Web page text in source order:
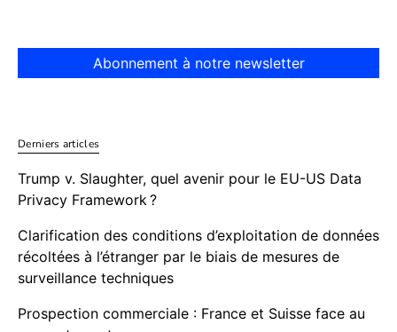
Abonnement à notre newsletter
Derniers articles
Trump v. Slaughter, quel avenir pour le EU-US Data
Privacy Framework ?
Clarification des conditions d’exploitation de données
récoltées à l’étranger par le biais de mesures de
surveillance techniques
Prospection commerciale : France et Suisse face au